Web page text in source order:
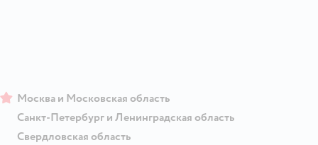
Москва и Московская область
Санкт-Петербург и Ленинградская область
Свердловская область